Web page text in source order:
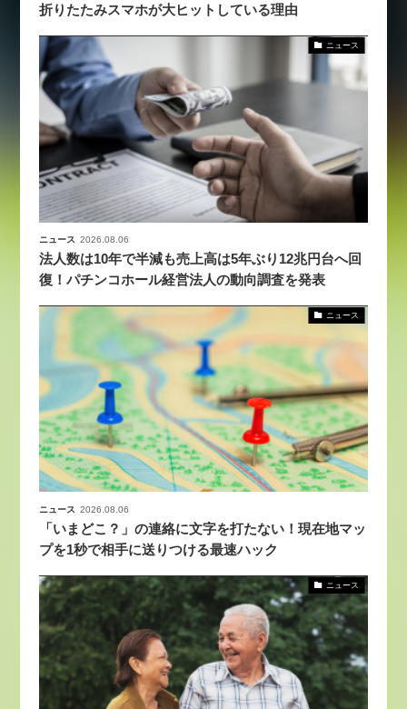
折りたたみスマホが大ヒットしている理由
ニュース
ニュース 2026.08.06
法人数は10年で半減も売上高は5年ぶり12兆円台へ回
復！パチンコホール経営法人の動向調査を発表
ニュース
ニュース 2026.08.06
「いまどこ？」の連絡に文字を打たない！現在地マッ
プを1秒で相手に送りつける最速ハック
ニュース